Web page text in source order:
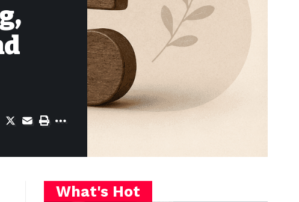
What's Hot